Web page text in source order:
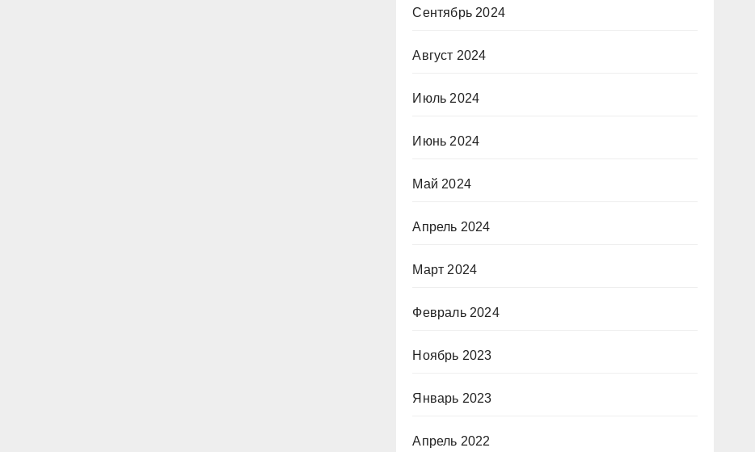
Сентябрь 2024
Август 2024
Июль 2024
Июнь 2024
Май 2024
Апрель 2024
Март 2024
Февраль 2024
Ноябрь 2023
Январь 2023
Апрель 2022